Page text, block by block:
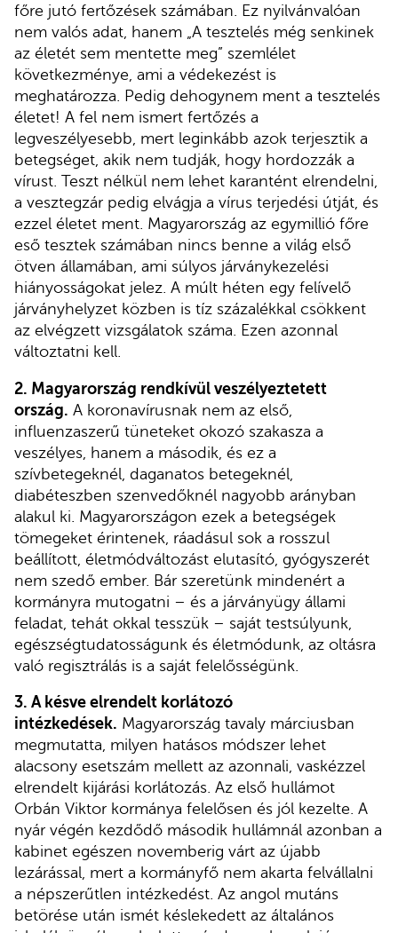
főre jutó fertőzések számában. Ez nyilvánvalóan
nem valós adat, hanem „A tesztelés még senkinek
az életét sem mentette meg” szemlélet
következménye, ami a védekezést is
meghatározza. Pedig dehogynem ment a tesztelés
életet! A fel nem ismert fertőzés a
legveszélyesebb, mert leginkább azok terjesztik a
betegséget, akik nem tudják, hogy hordozzák a
vírust. Teszt nélkül nem lehet karantént elrendelni,
a vesztegzár pedig elvágja a vírus terjedési útját, és
ezzel életet ment. Magyarország az egymillió főre
eső tesztek számában nincs benne a világ első
ötven államában, ami súlyos járványkezelési
hiányosságokat jelez. A múlt héten egy felívelő
járványhelyzet közben is tíz százalékkal csökkent
az elvégzett vizsgálatok száma. Ezen azonnal
változtatni kell.
2. Magyarország rendkívül veszélyeztetett
ország. A koronavírusnak nem az első,
influenzaszerű tüneteket okozó szakasza a
veszélyes, hanem a második, és ez a
szívbetegeknél, daganatos betegeknél,
diabéteszben szenvedőknél nagyobb arányban
alakul ki. Magyarországon ezek a betegségek
tömegeket érintenek, ráadásul sok a rosszul
beállított, életmódváltozást elutasító, gyógyszerét
nem szedő ember. Bár szeretünk mindenért a
kormányra mutogatni – és a járványügy állami
feladat, tehát okkal tesszük – saját testsúlyunk,
egészségtudatosságunk és életmódunk, az oltásra
való regisztrálás is a saját felelősségünk.
3. A késve elrendelt korlátozó
intézkedések. Magyarország tavaly márciusban
megmutatta, milyen hatásos módszer lehet
alacsony esetszám mellett az azonnali, vaskézzel
elrendelt kijárási korlátozás. Az első hullámot
Orbán Viktor kormánya felelősen és jól kezelte. A
nyár végén kezdődő második hullámnál azonban a
kabinet egészen novemberig várt az újabb
lezárással, mert a kormányfő nem akarta felvállalni
a népszerűtlen intézkedést. Az angol mutáns
betörése után ismét késlekedett az általános